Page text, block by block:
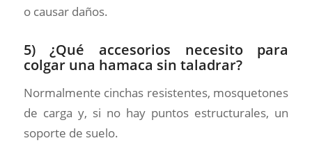
o causar daños.
5) ¿Qué accesorios necesito para
colgar una hamaca sin taladrar?
Normalmente cinchas resistentes, mosquetones
de carga y, si no hay puntos estructurales, un
soporte de suelo.